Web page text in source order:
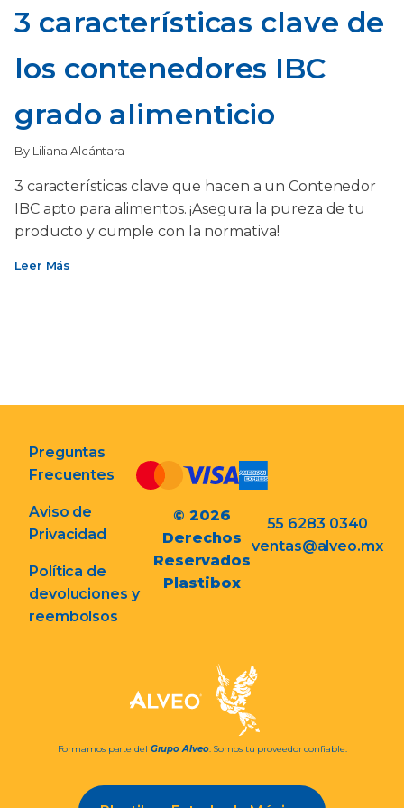
3 características clave de
los contenedores IBC
grado alimenticio
By Liliana Alcántara
3 características clave que hacen a un Contenedor
IBC apto para alimentos. ¡Asegura la pureza de tu
producto y cumple con la normativa!
Leer Más
Preguntas
Frecuentes
Aviso de
Privacidad
Política de
devoluciones y
reembolsos
© 2026
Derechos
Reservados
Plastibox
55 6283 0340
ventas@alveo.mx
Formamos parte del Grupo Alveo. Somos tu proveedor confiable.